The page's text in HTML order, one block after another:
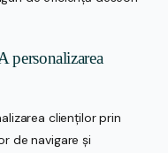
personalizarea
clienților prin
de navigare și